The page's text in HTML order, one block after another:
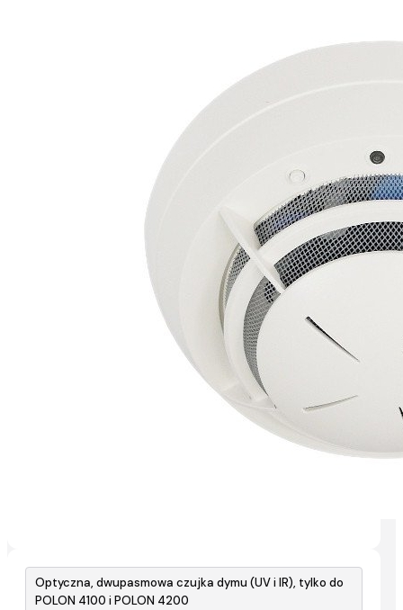
Optyczna, dwupasmowa czujka dymu (UV i IR), tylko do
POLON 4100 i POLON 4200